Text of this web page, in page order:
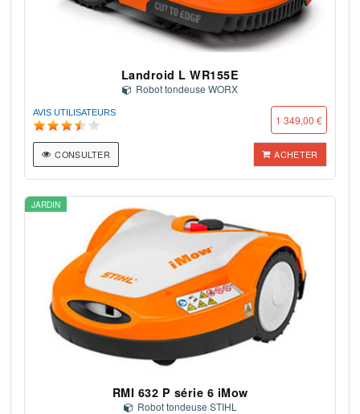
Landroid L WR155E
Robot tondeuse WORX
AVIS UTILISATEURS
1 349,00 €
CONSULTER ACHETER
JARDIN
RMI 632 P série 6 iMow
Robot tondeuse STIHL